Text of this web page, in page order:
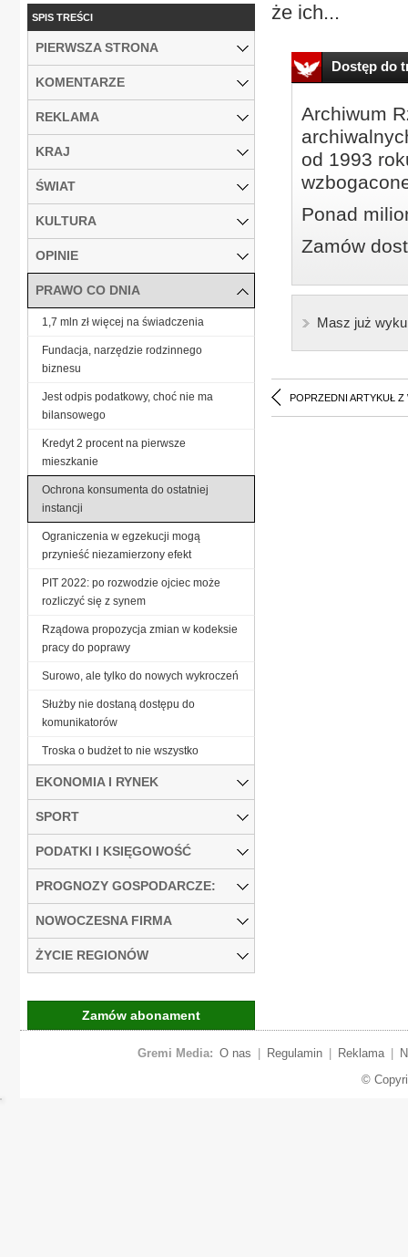
że ich...
Dostęp do
Archiwum
od 1993
Ponad
Zamów
Masz już
POPRZEDNI ARTYKUŁ Z
SPIS TREŚCI
PIERWSZA STRONA
KOMENTARZE
REKLAMA
KRAJ
ŚWIAT
KULTURA
OPINIE
PRAWO CO DNIA
1,7 mln zł więcej na świadczenia
Fundacja, narzędzie rodzinnego
biznesu
Jest odpis podatkowy, choć nie ma
bilansowego
Kredyt 2 procent na pierwsze
mieszkanie
Ochrona konsumenta do ostatniej
instancji
Ograniczenia w egzekucji mogą
przynieść niezamierzony efekt
PIT 2022: po rozwodzie ojciec może
rozliczyć się z synem
Rządowa propozycja zmian w kodeksie
pracy do poprawy
Surowo, ale tylko do nowych wykroczeń
Służby nie dostaną dostępu do
komunikatorów
Troska o budżet to nie wszystko
EKONOMIA I RYNEK
SPORT
PODATKI I KSIĘGOWOŚĆ
PROGNOZY GOSPODARCZE:
NOWOCZESNA FIRMA
ŻYCIE REGIONÓW
Zamów abonament
Gremi Media: O nas Regulamin Reklama
©